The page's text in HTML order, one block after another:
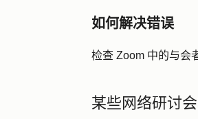
如何解决错误
检查 Zoom 中的与会
某些网络研讨